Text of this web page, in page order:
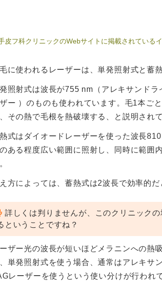
皮フ科クリニックのWebサイトに掲載されている
に使われるレーザーは、単発照射式と蓄
照射式は波長が755 nm（アレキサンド
ー ）のものも使われています。毛1本ご
その熱で毛根を熱破壊する、と説明されて
式はダイオードレーザーを使った波長
ある程度広い範囲に照射し、同時に範囲
方によっては、蓄熱式は2波長で効率的だ
詳しくは判りませんが、このクリニック
ということですね？
ザー光の波長が短いほどメラニンへの熱
単発照射式を使う場合、通常はアレキサ
レーザーを使うという使い分けが行われ